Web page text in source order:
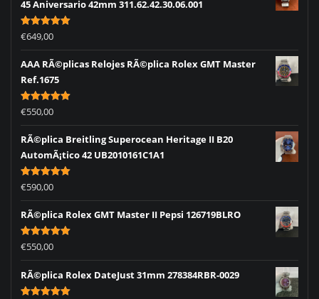
45 Aniversario 42mm 311.62.42.30.06.001
Rated5.00
out of 5
€649,00
AAA RÃ©plicas Relojes RÃ©plica Rolex GMT Master
Ref.1675
Rated5.00
out of 5
€550,00
RÃ©plica Breitling Superocean Heritage II B20
AutomÃ¡tico 42 UB2010161C1A1
Rated5.00
out of 5
€590,00
RÃ©plica Rolex GMT Master II Pepsi 126719BLRO
Rated5.00
out of 5
€550,00
RÃ©plica Rolex DateJust 31mm 278384RBR-0029